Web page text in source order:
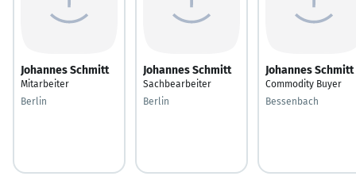
Johannes Schmitt
Mitarbeiter
Berlin
Johannes Schmitt
Sachbearbeiter
Berlin
Johannes Schmitt
Commodity Buyer
Bessenbach